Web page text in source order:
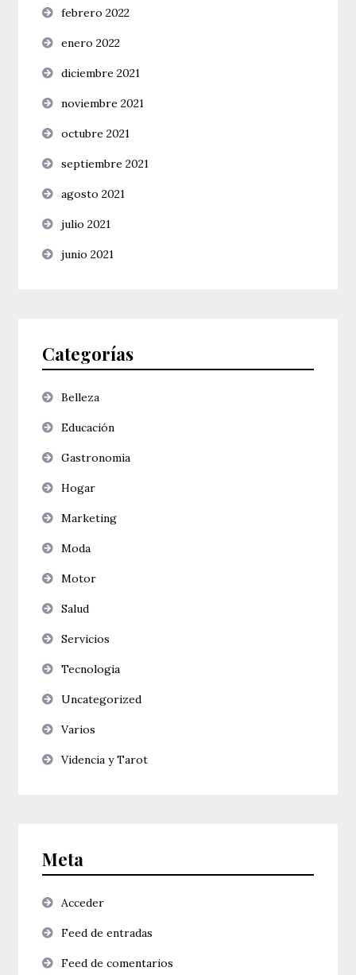
febrero 2022
enero 2022
diciembre 2021
noviembre 2021
octubre 2021
septiembre 2021
agosto 2021
julio 2021
junio 2021
Categorías
Belleza
Educación
Gastronomia
Hogar
Marketing
Moda
Motor
Salud
Servicios
Tecnologia
Uncategorized
Varios
Videncia y Tarot
Meta
Acceder
Feed de entradas
Feed de comentarios